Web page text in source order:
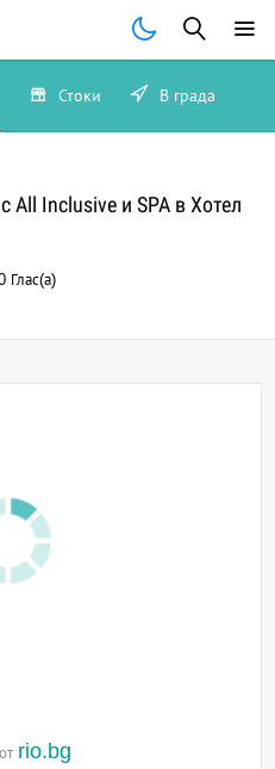
Стоки В града
All Inclusive и SPA в Хотел
Глас(а)
rio.bg